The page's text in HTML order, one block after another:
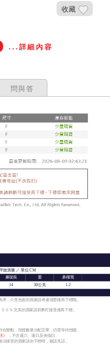
收藏
...詳細內容
問與答